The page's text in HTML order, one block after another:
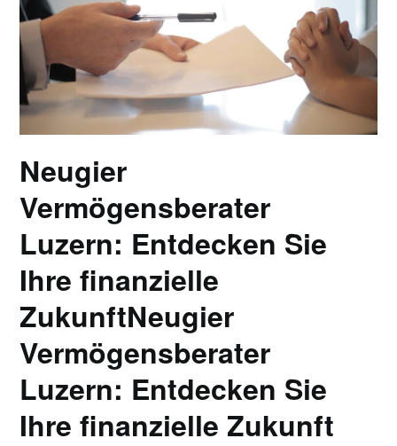
Neugier
Vermögensberater
Luzern: Entdecken Sie
Ihre finanzielle
ZukunftNeugier
Vermögensberater
Luzern: Entdecken Sie
Ihre finanzielle Zukunft